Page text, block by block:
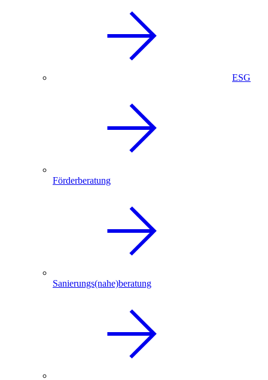
ESG
Förderberatung
Sanierungs(nahe)beratung